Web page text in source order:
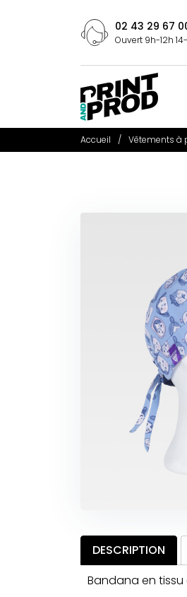
02 43 29 67
Ouvert 9h-12h
Accueil Vêtements à
DESCRIPTION
Bandana en